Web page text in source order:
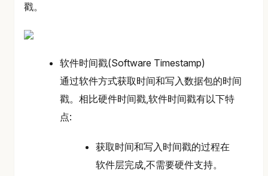
戳。
软件时间戳(Software Timestamp)
通过软件方式获取时间和写入数据包的时间
戳。相比硬件时间戳,软件时间戳有以下特
点:
获取时间和写入时间戳的过程在
软件层完成,不需要硬件支持。